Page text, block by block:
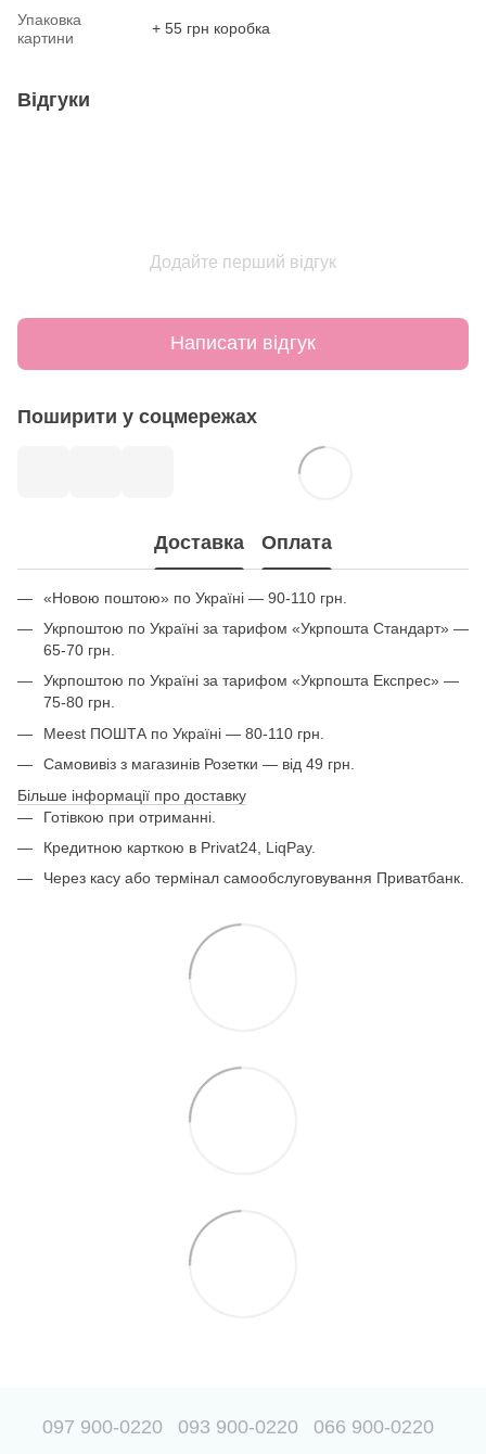
Упаковка
картини
+ 55 грн коробка
Відгуки
Додайте перший відгук
Написати відгук
Поширити у соцмережах
Доставка Оплата
«Новою поштою» по Україні — 90-110 грн.
Укрпоштою по Україні за тарифом «Укрпошта Стандарт» —
65-70 грн.
Укрпоштою по Україні за тарифом «Укрпошта Експрес» —
75-80 грн.
Meest ПОШТА по Україні — 80-110 грн.
Самовивіз з магазинів Розетки — від 49 грн.
Більше інформації про доставку
Готівкою при отриманні.
Кредитною карткою в Privat24, LiqPay.
Через касу або термінал самообслуговування Приватбанк.
097 900-0220 093 900-0220 066 900-0220